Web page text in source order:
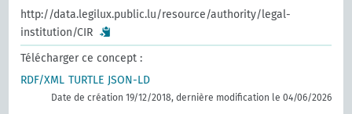
http://data.legilux.public.lu/resource/authority/legal-
institution/CIR
Télécharger ce concept :
RDF/XML TURTLE JSON-LD
Date de création 19/12/2018, dernière modification le 04/06/2026